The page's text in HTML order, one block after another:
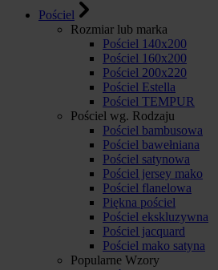
Pościel
Rozmiar lub marka
Pościel 140x200
Pościel 160x200
Pościel 200x220
Pościel Estella
Pościel TEMPUR
Pościel wg. Rodzaju
Pościel bambusowa
Pościel bawełniana
Pościel satynowa
Pościel jersey mako
Pościel flanelowa
Piękna pościel
Pościel ekskluzywna
Pościel jacquard
Pościel mako satyna
Popularne Wzory